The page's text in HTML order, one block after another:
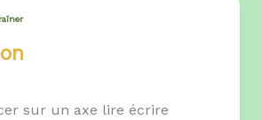
sur un axe lire écrire